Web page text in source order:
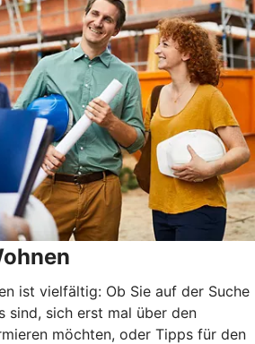
ist vielfältig: Ob Sie auf der Suche
sind, sich erst mal über den
möchten, oder Tipps für den